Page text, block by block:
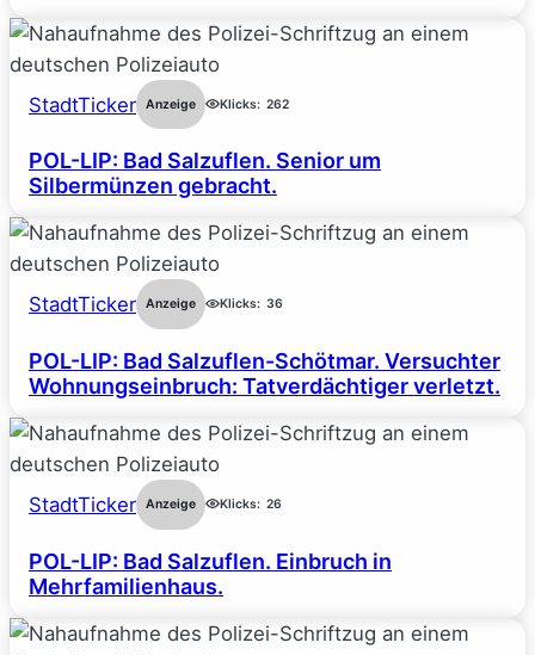
StadtTicker Anzeige Klicks: 262
POL-LIP: Bad Salzuflen. Senior um
Silbermünzen gebracht.
StadtTicker Anzeige Klicks: 36
POL-LIP: Bad Salzuflen-Schötmar. Versuchter
Wohnungseinbruch: Tatverdächtiger verletzt.
StadtTicker Anzeige Klicks: 26
POL-LIP: Bad Salzuflen. Einbruch in
Mehrfamilienhaus.